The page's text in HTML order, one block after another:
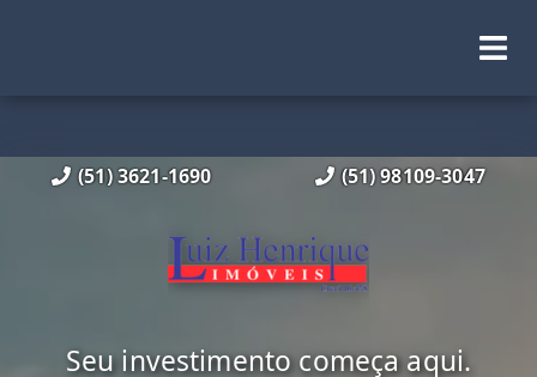
(51) 3621-1690 (51) 98109-3047
Seu investimento começa aqui.